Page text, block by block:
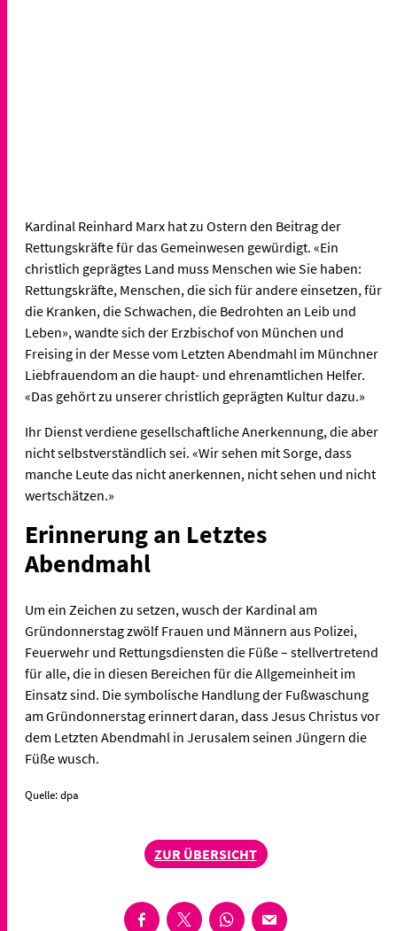
Kardinal Reinhard Marx hat zu Ostern den Beitrag der
Rettungskräfte für das Gemeinwesen gewürdigt. «Ein
christlich geprägtes Land muss Menschen wie Sie haben:
Rettungskräfte, Menschen, die sich für andere einsetzen, für
die Kranken, die Schwachen, die Bedrohten an Leib und
Leben», wandte sich der Erzbischof von München und
Freising in der Messe vom Letzten Abendmahl im Münchner
Liebfrauendom an die haupt- und ehrenamtlichen Helfer.
«Das gehört zu unserer christlich geprägten Kultur dazu.»
Ihr Dienst verdiene gesellschaftliche Anerkennung, die aber
nicht selbstverständlich sei. «Wir sehen mit Sorge, dass
manche Leute das nicht anerkennen, nicht sehen und nicht
wertschätzen.»
Erinnerung an Letztes
Abendmahl
Um ein Zeichen zu setzen, wusch der Kardinal am
Gründonnerstag zwölf Frauen und Männern aus Polizei,
Feuerwehr und Rettungsdiensten die Füße – stellvertretend
für alle, die in diesen Bereichen für die Allgemeinheit im
Einsatz sind. Die symbolische Handlung der Fußwaschung
am Gründonnerstag erinnert daran, dass Jesus Christus vor
dem Letzten Abendmahl in Jerusalem seinen Jüngern die
Füße wusch.
Quelle: dpa
ZUR ÜBERSICHT